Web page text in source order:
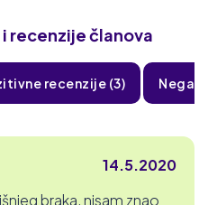
i recenzije članova
recenzije (3)
14.5.2020
braka, nisam znao